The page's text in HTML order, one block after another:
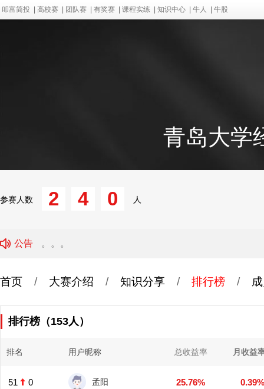
叩富简投 高校赛 团队赛 有奖赛 课程实练 知识中心 牛人 牛股
青岛大学
参赛人数 2 4 0 人
公告 。。。
首页 / 大赛介绍 / 知识分享 / 排行榜 /
排行榜（153人）
排名 用户昵称 总收益率 月收益
51 0 孟阳 25.76% 0.39%